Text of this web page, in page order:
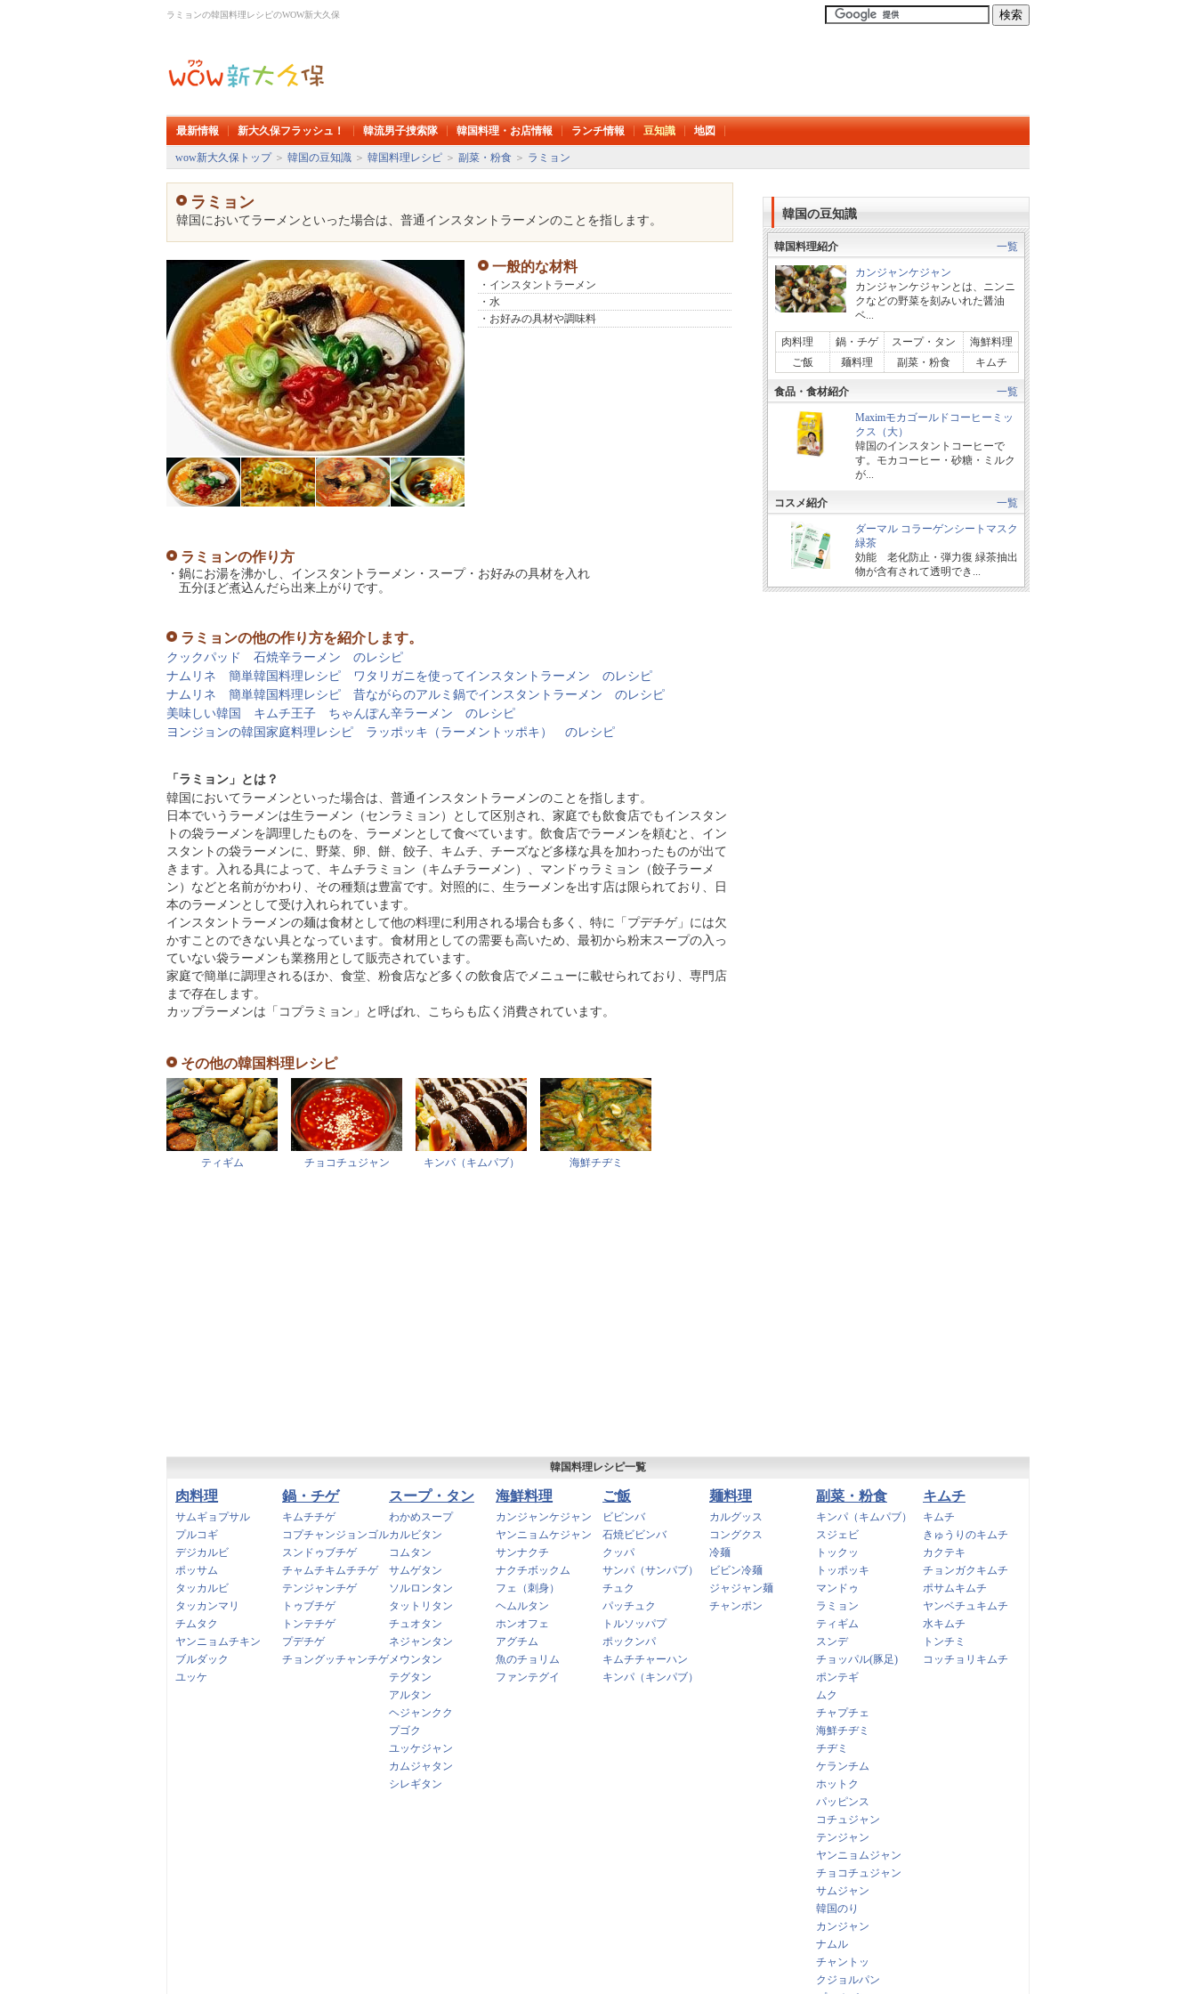
ラミョンの韓国料理レシピのWOW新大久保
最新情報 新大久保フラッシュ！ 韓流男子捜索隊 韓国料理・お店情報 ランチ情報 豆知識 地図
wow新大久保トップ＞ 韓国の豆知識 ＞ 韓国料理レシピ ＞ 副菜・粉食 ＞ ラミョン
ラミョン
韓国においてラーメンといった場合は、普通インスタントラーメンのことを指します。
一般的な材料
・インスタントラーメン
・水
・お好みの具材や調味料
ラミョンの作り方
・鍋にお湯を沸かし、インスタントラーメン・スープ・お好みの具材を入れ
五分ほど煮込んだら出来上がりです。
ラミョンの他の作り方を紹介します。
クックパッド 石焼辛ラーメン のレシピ
ナムリネ 簡単韓国料理レシピ ワタリガニを使ってインスタントラーメン のレシピ
ナムリネ 簡単韓国料理レシピ 昔ながらのアルミ鍋でインスタントラーメン のレシピ
美味しい韓国 キムチ王子 ちゃんぽん辛ラーメン のレシピ
ヨンジョンの韓国家庭料理レシピ ラッポッキ（ラーメントッポキ） のレシピ
「ラミョン」とは？
韓国においてラーメンといった場合は、普通インスタントラーメンのことを指します。
日本でいうラーメンは生ラーメン（センラミョン）として区別され、家庭でも飲食店でもインスタン
トの袋ラーメンを調理したものを、ラーメンとして食べています。飲食店でラーメンを頼むと、イン
スタントの袋ラーメンに、野菜、卵、餅、餃子、キムチ、チーズなど多様な具を加わったものが出て
きます。入れる具によって、キムチラミョン（キムチラーメン）、マンドゥラミョン（餃子ラーメ
ン）などと名前がかわり、その種類は豊富です。対照的に、生ラーメンを出す店は限られており、日
本のラーメンとして受け入れられています。
インスタントラーメンの麺は食材として他の料理に利用される場合も多く、特に「プデチゲ」には欠
かすことのできない具となっています。食材用としての需要も高いため、最初から粉末スープの入っ
ていない袋ラーメンも業務用として販売されています。
家庭で簡単に調理されるほか、食堂、粉食店など多くの飲食店でメニューに載せられており、専門店
まで存在します。
カップラーメンは「コプラミョン」と呼ばれ、こちらも広く消費されています。
その他の韓国料理レシピ
ティギム チョコチュジャン キンパ（キムパブ） 海鮮チヂミ
韓国の豆知識
韓国料理紹介 一覧
カンジャンケジャン
カンジャンケジャンとは、ニンニ
クなどの野菜を刻みいれた醤油
ベ...
肉料理 鍋・チゲ スープ・タン
海鮮料理
ご飯
麺料理 副菜・粉食 キムチ
食品・食材紹介 一覧
Maximモカゴールドコーヒーミッ
クス（大）
韓国のインスタントコーヒーで
す。モカコーヒー・砂糖・ミルク
が...
コスメ紹介 一覧
ダーマル コラーゲンシートマスク
緑茶
効能 老化防止・弾力復 緑茶抽出
物が含有されて透明でき...
韓国料理レシピ一覧
肉料理
サムギョプサル
プルコギ
デジカルビ
ポッサム
タッカルビ
タッカンマリ
チムタク
ヤンニョムチキン
ブルダック
ユッケ
鍋・チゲ
キムチチゲ
コプチャンジョンゴル
スンドゥブチゲ
チャムチキムチチゲ
テンジャンチゲ
トゥブチゲ
トンテチゲ
プデチゲ
チョングッチャンチゲ
スープ・タン
わかめスープ
カルビタン
コムタン
サムゲタン
ソルロンタン
タットリタン
チュオタン
ネジャンタン
メウンタン
テグタン
アルタン
ヘジャンクク
プゴク
ユッケジャン
カムジャタン
シレギタン
海鮮料理
カンジャンケジャン
ヤンニョムケジャン
サンナクチ
ナクチボックム
フェ（刺身）
ヘムルタン
ホンオフェ
アグチム
魚のチョリム
ファンテグイ
ご飯
ビビンバ
石焼ビビンバ
クッパ
サンパ（サンパブ）
チュク
パッチュク
トルソッパプ
ポックンパ
キムチチャーハン
キンパ（キンパブ）
麺料理
カルグッス
コングクス
冷麺
ビビン冷麺
ジャジャン麺
チャンポン
副菜・粉食
キンパ（キムパブ）
スジェビ
トックッ
トッポッキ
マンドゥ
ラミョン
ティギム
スンデ
チョッパル(豚足)
ポンテギ
ムク
チャプチェ
海鮮チヂミ
チヂミ
ケランチム
ホットク
パッピンス
コチュジャン
テンジャン
ヤンニョムジャン
チョコチュジャン
サムジャン
韓国のり
カンジャン
ナムル
チャントッ
クジョルパン
キムチ
キムチ
きゅうりのキムチ
カクテキ
チョンガクキムチ
ポサムキムチ
ヤンベチュキムチ
水キムチ
トンチミ
コッチョリキムチ